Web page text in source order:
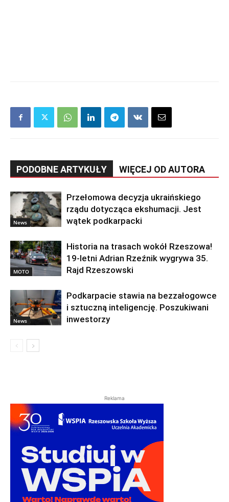
PODOBNE ARTYKUŁY WIĘCEJ OD AUTORA
News
Przełomowa decyzja ukraińskiego
rządu dotycząca ekshumacji. Jest
wątek podkarpacki
MOTO
Historia na trasach wokół Rzeszowa!
19-letni Adrian Rzeźnik wygrywa 35.
Rajd Rzeszowski
News
Podkarpacie stawia na bezzałogowce
i sztuczną inteligencję. Poszukiwani
inwestorzy
Reklama